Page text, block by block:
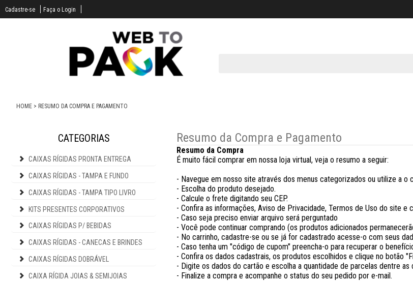
Faça o Login
Cadastre-se
HOME > RESUMO DA COMPRA E PAGAMENTO
CATEGORIAS
CAIXAS RÍGIDAS PRONTA ENTREGA
CAIXAS RÍGIDAS - TAMPA E FUNDO
CAIXAS RÍGIDAS - TAMPA TIPO LIVRO
KITS PRESENTES CORPORATIVOS
CAIXAS RÍGIDAS P/ BEBIDAS
CAIXAS RÍGIDAS - CANECAS E BRINDES
CAIXAS RÍGIDAS DOBRÁVEL
CAIXA RÍGIDA JOIAS & SEMIJOIAS
Resumo da Compra e Pagamento
Resumo da Compra
É muito fácil comprar em nossa loja virtual, veja o resumo a seguir:
- Navegue em nosso site através dos menus categorizados ou utilize a o
- Escolha do produto desejado.
- Calcule o frete digitando seu CEP.
- Confira as informações, Aviso de Privacidade, Termos de Uso do site e
- Caso seja preciso enviar arquivo será perguntado
- Você pode continuar comprando (os produtos adicionados
- No carrinho, cadastre-se ou se já for cadastrado acesse-o com seus
- Caso tenha um "código de cupom" preencha-o para recuperar o
- Confira os dados cadastrais, os produtos escolhidos e clique no botão
- Digite os dados do cartão e escolha a quantidade de parcelas dentre as
- Finalize a compra e acompanhe o status do seu pedido por e-mail.